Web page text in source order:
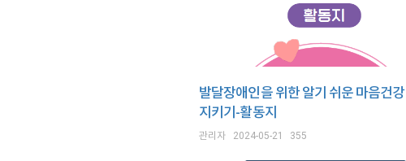
발달장애인을 위한 알기 쉬운 마음건강
지키기-활동지
관리자 2024-05-21 355